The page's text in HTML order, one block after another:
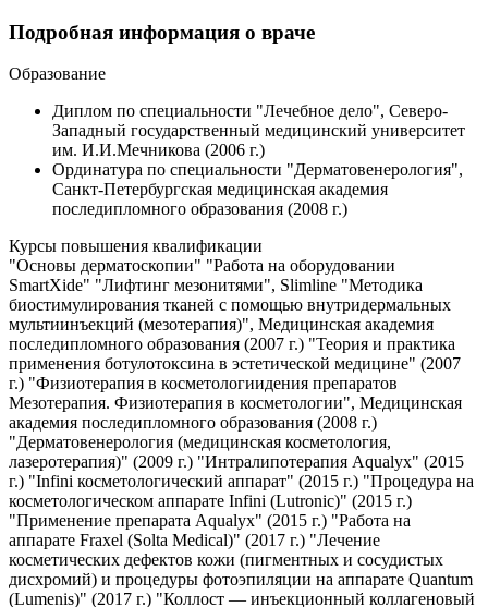
Подробная информация о враче
Образование
Диплом по специальности "Лечебное дело", Северо-
Западный государственный медицинский университет
им. И.И.Мечникова (2006 г.)
Ординатура по специальности "Дерматовенерология",
Санкт-Петербургская медицинская академия
последипломного образования (2008 г.)
Курсы повышения квалификации
"Основы дерматоскопии" "Работа на оборудовании
SmartXide" "Лифтинг мезонитями", Slimline "Методика
биостимулирования тканей с помощью внутридермальных
мультиинъекций (мезотерапия)", Медицинская академия
последипломного образования (2007 г.) "Теория и практика
применения ботулотоксина в эстетической медицине" (2007
г.) "Физиотерапия в косметологиидения препаратов
Мезотерапия. Физиотерапия в косметологии", Медицинская
академия последипломного образования (2008 г.)
"Дерматовенерология (медицинская косметология,
лазеротерапия)" (2009 г.) "Интралипотерапия Aqualyx" (2015
г.) "Infini косметологический аппарат" (2015 г.) "Процедура на
косметологическом аппарате Infini (Lutronic)" (2015 г.)
"Применение препарата Aqualyx" (2015 г.) "Работа на
аппарате Fraxel (Solta Medical)" (2017 г.) "Лечение
косметических дефектов кожи (пигментных и сосудистых
дисхромий) и процедуры фотоэпиляции на аппарате Quantum
(Lumenis)" (2017 г.) "Коллост — инъекционный коллагеновый